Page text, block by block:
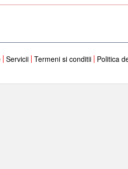
Servicii Termeni si conditii Politica